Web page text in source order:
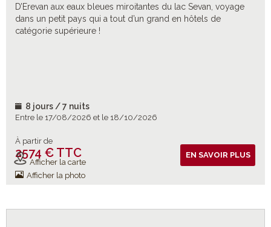
D’Erevan aux eaux bleues miroitantes du lac Sevan, voyage
dans un petit pays qui a tout d’un grand en hôtels de
catégorie supérieure !
8 jours / 7 nuits
Entre le 17/08/2026 et le 18/10/2026
À partir de
2574 € TTC
Vols inclus
Afficher la carte
Afficher la photo
EN SAVOIR PLUS